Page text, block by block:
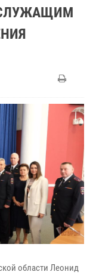
области Леонид